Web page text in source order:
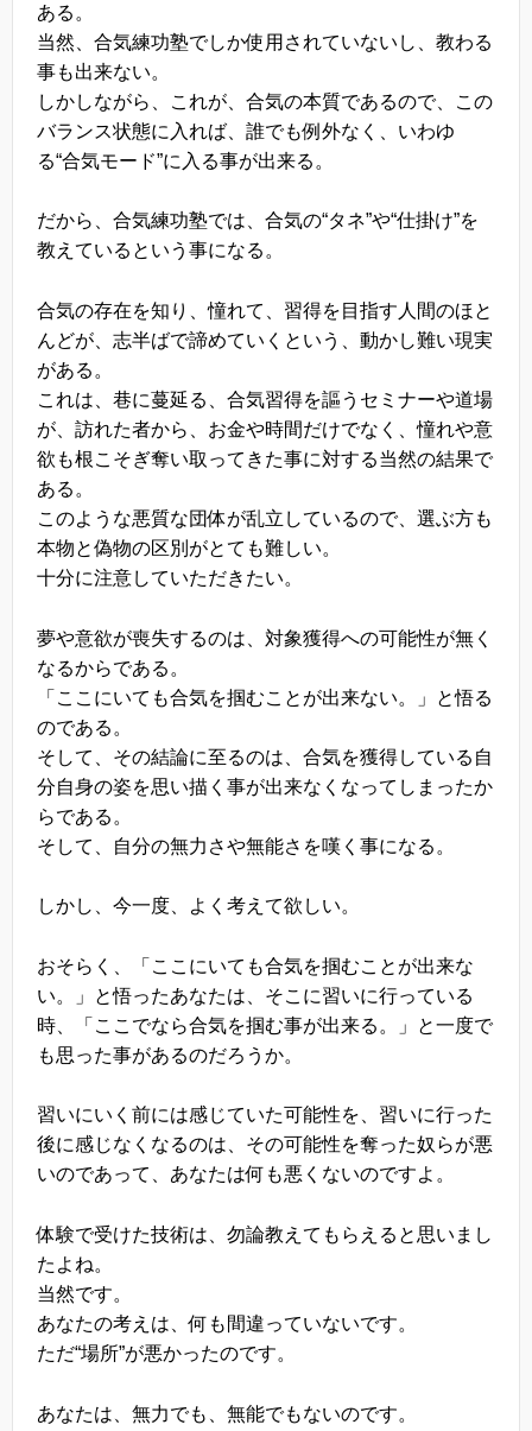
ある。
当然、合気練功塾でしか使用されていないし、教わる
事も出来ない。
しかしながら、これが、合気の本質であるので、この
バランス状態に入れば、誰でも例外なく、いわゆ
る“合気モード”に入る事が出来る。
だから、合気練功塾では、合気の“タネ”や“仕掛け”を
教えているという事になる。
合気の存在を知り、憧れて、習得を目指す人間のほと
んどが、志半ばで諦めていくという、動かし難い現実
がある。
これは、巷に蔓延る、合気習得を謳うセミナーや道場
が、訪れた者から、お金や時間だけでなく、憧れや意
欲も根こそぎ奪い取ってきた事に対する当然の結果で
ある。
このような悪質な団体が乱立しているので、選ぶ方も
本物と偽物の区別がとても難しい。
十分に注意していただきたい。
夢や意欲が喪失するのは、対象獲得への可能性が無く
なるからである。
「ここにいても合気を掴むことが出来ない。」と悟る
のである。
そして、その結論に至るのは、合気を獲得している自
分自身の姿を思い描く事が出来なくなってしまったか
らである。
そして、自分の無力さや無能さを嘆く事になる。
しかし、今一度、よく考えて欲しい。
おそらく、「ここにいても合気を掴むことが出来な
い。」と悟ったあなたは、そこに習いに行っている
時、「ここでなら合気を掴む事が出来る。」と一度で
も思った事があるのだろうか。
習いにいく前には感じていた可能性を、習いに行った
後に感じなくなるのは、その可能性を奪った奴らが悪
いのであって、あなたは何も悪くないのですよ。
体験で受けた技術は、勿論教えてもらえると思いまし
たよね。
当然です。
あなたの考えは、何も間違っていないです。
ただ“場所”が悪かったのです。
あなたは、無力でも、無能でもないのです。